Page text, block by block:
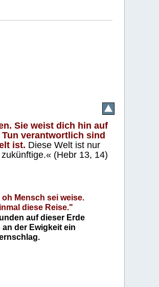
Sie weist dich hin auf
verantwortlich sind
ist. Diese Welt ist nur
(Hebr 13, 14)
Mensch sei weise.
diese Reise."
auf dieser Erde
der Ewigkeit ein